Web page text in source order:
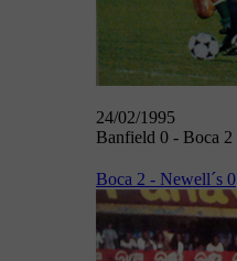
24/02/1995
Banfield 0 - Boca 2
Boca 2 - Newell´s 0